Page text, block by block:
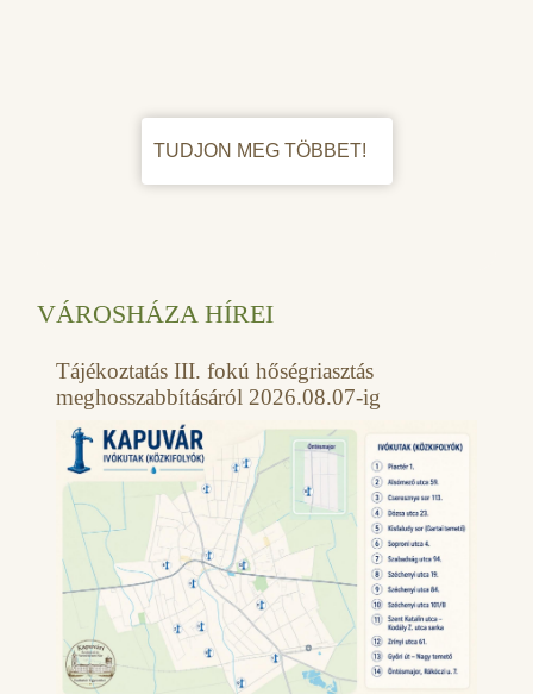
TUDJON MEG TÖBBET!
VÁROSHÁZA HÍREI
Tájékoztatás III. fokú hőségriasztás
meghosszabbításáról 2026.08.07-ig